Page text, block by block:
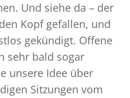
Und siehe da – der
Kopf gefallen, und
gekündigt. Offene
sehr bald sogar
unsere Idee über
Sitzungen vom